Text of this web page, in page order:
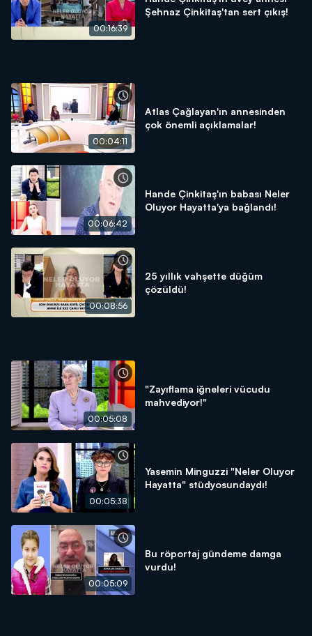
00:16:39
Şehnaz Çinkitaş'tan sert çıkış!
00:04:11
Atlas Çağlayan'ın annesinden
çok önemli açıklamalar!
00:06:42
Hande Çinkitaş'ın babası Neler
Oluyor Hayatta'ya bağlandı!
00:08:56
25 yıllık vahşette düğüm
çözüldü!
00:05:08
"Zayıflama iğneleri vücudu
mahvediyor!"
00:05:38
Yasemin Minguzzi "Neler Oluyor
Hayatta" stüdyosundaydı!
00:05:09
Bu röportaj gündeme damga
vurdu!